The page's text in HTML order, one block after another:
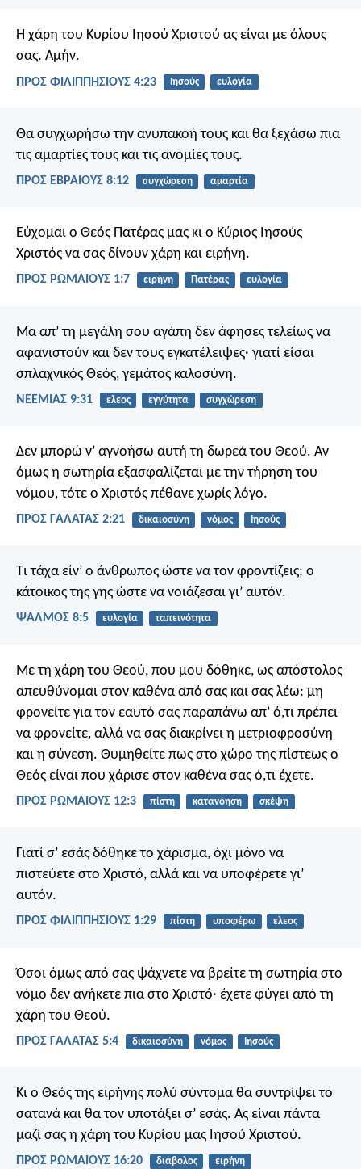
Η χάρη του Κυρίου Ιησού Χριστού ας είναι με όλους
σας. Αμήν.
ΠΡΟΣ ΦΙΛΙΠΠΗΣΙΟΥΣ 4:23 Ιησούς ευλογία
Θα συγχωρήσω την ανυπακοή τους και θα ξεχάσω πια
τις αμαρτίες τους και τις ανομίες τους.
ΠΡΟΣ ΕΒΡΑΙΟΥΣ 8:12 συγχώρεση αμαρτία
Εύχομαι ο Θεός Πατέρας μας κι ο Κύριος Ιησούς
Χριστός να σας δίνουν χάρη και ειρήνη.
ΠΡΟΣ ΡΩΜΑΙΟΥΣ 1:7 ειρήνη Πατέρας ευλογία
Μα απ’ τη μεγάλη σου αγάπη δεν άφησες τελείως να
αφανιστούν και δεν τους εγκατέλειψες· γιατί είσαι
σπλαχνικός Θεός, γεμάτος καλοσύνη.
ΝΕΕΜΙΑΣ 9:31 ελεος εγγύτητά συγχώρεση
Δεν μπορώ ν’ αγνοήσω αυτή τη δωρεά του Θεού. Αν
όμως η σωτηρία εξασφαλίζεται με την τήρηση του
νόμου, τότε ο Χριστός πέθανε χωρίς λόγο.
ΠΡΟΣ ΓΑΛΑΤΑΣ 2:21 δικαιοσύνη νόμος Ιησούς
Τι τάχα είν’ ο άνθρωπος ώστε να τον φροντίζεις; ο
κάτοικος της γης ώστε να νοιάζεσαι γι’ αυτόν.
ΨΑΛΜΌΣ 8:5 ευλογία ταπεινότητα
Με τη χάρη του Θεού, που μου δόθηκε, ως απόστολος
απευθύνομαι στον καθένα από σας και σας λέω: μη
φρονείτε για τον εαυτό σας παραπάνω απ’ ό,τι πρέπει
να φρονείτε, αλλά να σας διακρίνει η μετριοφροσύνη
και η σύνεση. Θυμηθείτε πως στο χώρο της πίστεως ο
Θεός είναι που χάρισε στον καθένα σας ό,τι έχετε.
ΠΡΟΣ ΡΩΜΑΙΟΥΣ 12:3 πίστη κατανόηση σκέψη
Γιατί σ’ εσάς δόθηκε το χάρισμα, όχι μόνο να
πιστεύετε στο Χριστό, αλλά και να υποφέρετε γι’
αυτόν.
ΠΡΟΣ ΦΙΛΙΠΠΗΣΙΟΥΣ 1:29 πίστη υποφέρω ελεος
Όσοι όμως από σας ψάχνετε να βρείτε τη σωτηρία στο
νόμο δεν ανήκετε πια στο Χριστό· έχετε φύγει από τη
χάρη του Θεού.
ΠΡΟΣ ΓΑΛΑΤΑΣ 5:4 δικαιοσύνη νόμος Ιησούς
Κι ο Θεός της ειρήνης πολύ σύντομα θα συντρίψει το
σατανά και θα τον υποτάξει σ’ εσάς. Ας είναι πάντα
μαζί σας η χάρη του Κυρίου μας Ιησού Χριστού.
ΠΡΟΣ ΡΩΜΑΙΟΥΣ 16:20 διάβολος ειρήνη